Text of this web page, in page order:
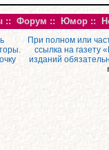
:: Форум :: Юмор ::
При полном или
ссылка на газету
изданий